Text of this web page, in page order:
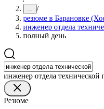
... /
резюме в Барановке
инженер отдела
полный день
инженер отдела технической
Резюме